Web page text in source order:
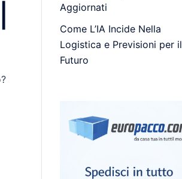
Aggiornati
Come L’IA Incide Nella
Logistica e Previsioni per il
Futuro